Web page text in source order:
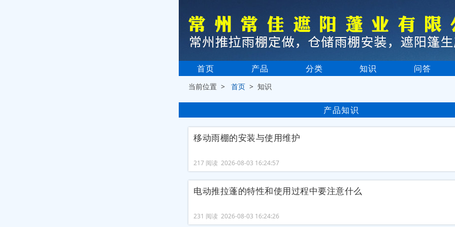
首页 产品 分类 知识 问答
当前位置 >首页 > 知识
产品知识
移动雨棚的安装与使用维护
217 阅读 2026-08-03 16:24:57
电动推拉蓬的特性和使用过程中要注意什么
231 阅读 2026-08-03 16:24:26